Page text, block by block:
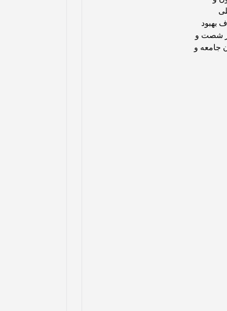
بهبود
در شصت و
جامعه و